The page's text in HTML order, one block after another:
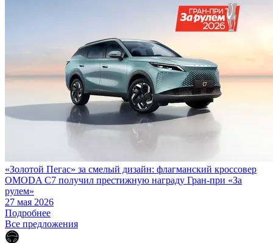
«Золотой Пегас» за смелый дизайн: флагманский кроссовер
OMODA C7 получил престижную награду Гран-при «За
рулем»
27 мая 2026
Подробнее
Все предложения